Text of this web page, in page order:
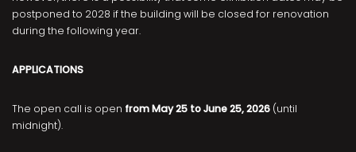
postponed to 2028 if the building will be closed for renovation
during the following year.
APPLICATIONS
The open call is open fromMay 25 to June 25, 2026 (until
midnight).